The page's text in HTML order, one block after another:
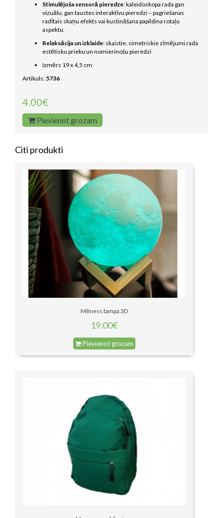
Stimulējoša sensorā pieredze: kaleidoskopa rada gan
vizuālu, gan taustes interaktīvu pieredzi – pagriešanas
radītais skaņu efekts vai kustināšana papildina rotaļu
aspektu.
Relaksācija un izklaide: skaistie, simetriskie zīmējumi rada
estētisku prieku un nomierinošu pieredzi
Izmērs 19 x 4,5 cm
Artikuls: 5736
4.00€
Pievienot grozam
Citi produkti
Mēness lampa 3D
19.00€
Pievienot grozam